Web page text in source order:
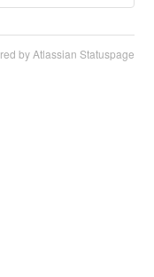
by Atlassian Statuspage